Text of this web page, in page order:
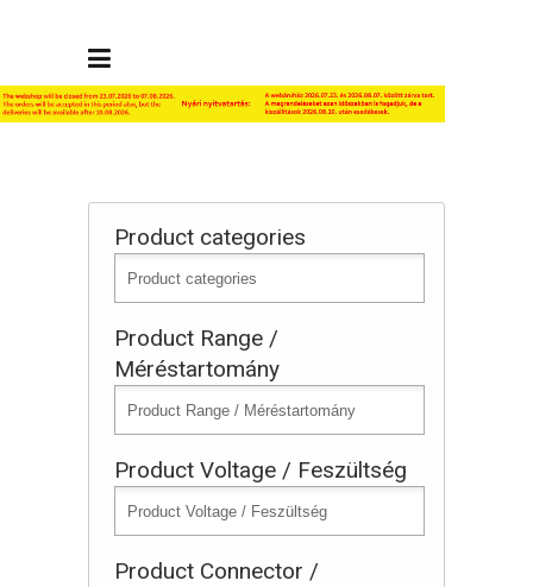
Product categories
Product Range /
Méréstartomány
Product Voltage / Feszültség
Product Connector /